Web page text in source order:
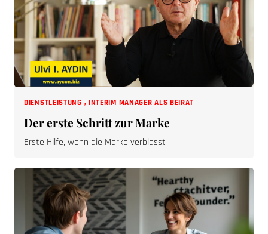
DIENSTLEISTUNG,INTERIM MANAGER ALS BEIRAT
Der erste Schritt zur Marke
Erste Hilfe, wenn die Marke verblasst